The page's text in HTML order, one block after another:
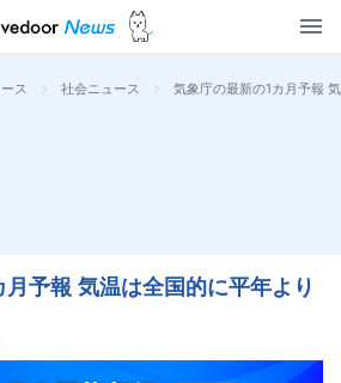
ス > 社会ニュース > 気象庁の最新の1カ月予報
予報 気温は全国的に平年より